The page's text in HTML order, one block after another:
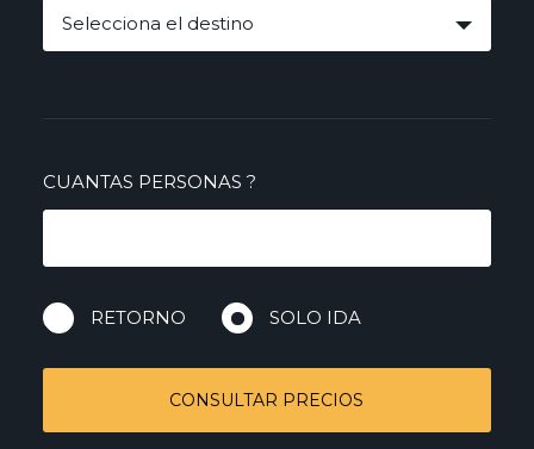
Selecciona el destino
CUANTAS PERSONAS?
RETORNO SOLO IDA
CONSULTAR PRECIOS